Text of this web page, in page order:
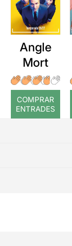
Angle
Mort
COMPRAR
ENTRADES